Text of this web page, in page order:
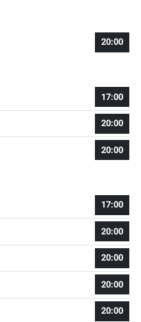
20:00
17:00
20:00
20:00
17:00
20:00
20:00
20:00
20:00